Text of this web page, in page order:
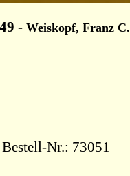
- Weiskopf, Franz C.
Nr.: 73051